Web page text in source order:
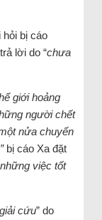
hỏi bị cáo
lời do “chưa
giới hoảng
người chết
nửa chuyến
bị cáo Xa đặt
việc tốt
cứu” do